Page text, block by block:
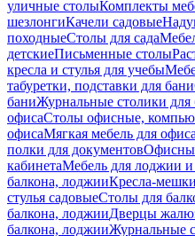
уличные столыКомплекты
шезлонгиКачели садовые
походныеСтолы для сада
детскиеПисьменные столы
кресла и стулья для учебы
табуретки, подставки для бани
баниЖурнальные столики для
офисаСтолы офисные,
офисаМягкая мебель для офиса
полки для документов
кабинетаМебель для лоджии и
балкона, лоджииКресла-
стулья садовыеСтолы для
балкона, лоджииДверцы
балкона, лоджииЖурнальные